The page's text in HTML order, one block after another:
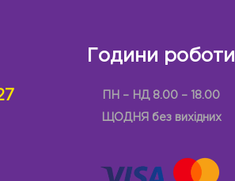
Години роботи
ПН – НД 8.00 – 18.00
ЩОДНЯ без вихідних